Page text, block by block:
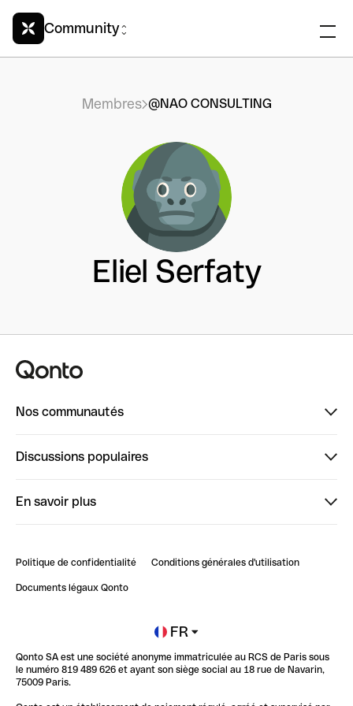
Community
Membres @NAO CONSULTING
Eliel Serfaty
Nos communautés
ClubQonto
Discussions populaires
Impact de l'IA sur les carrières/productivité
En savoir plus
Blog
Newsroom
Glossaire finance
Politique de confidentialité Conditions générales d'utilisation
Documents légaux Qonto
FR
Qonto SA est une société anonyme immatriculée au RCS de Paris sous
le numéro 819 489 626 et ayant son siège social au 18 rue de Navarin,
75009 Paris.